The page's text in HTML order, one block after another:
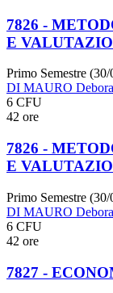
7826 -
E
Primo Semestre
DI MAURO Debora
6 CFU
42 ore
7826 -
E
Primo Semestre
DI MAURO Debora
6 CFU
42 ore
7827 -